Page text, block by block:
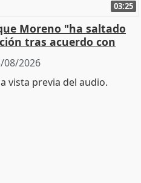
03:25
Moreno "ha saltado
tras acuerdo con
08/2026